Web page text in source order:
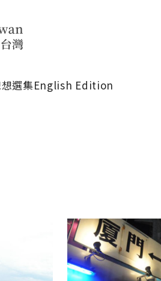
選集English Edition